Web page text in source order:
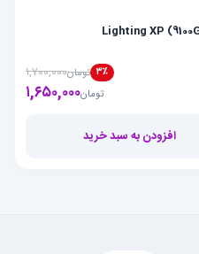
۳٪ تومان۱,۷۰۰,۰۰۰
قیمت تومان۱,۶۵۰,۰۰۰قیمت
افزودن به سبد خرید